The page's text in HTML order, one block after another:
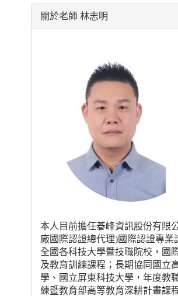
關於老師 林志明
本人目前擔任碁峰資訊股份有限
廠國際認證總代理)國際認證專業
全國各科技大學暨技職院校，國
及教育訓練課程；長期協同國立
學、國立屏東科技大學，年度教
練暨教育部高等教育深耕計畫課